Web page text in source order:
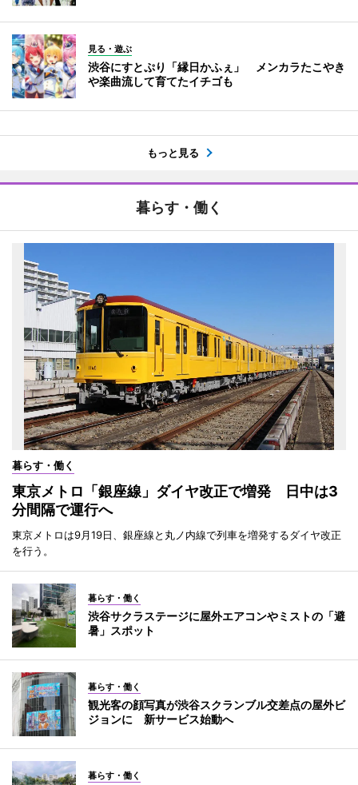
見る・遊ぶ
渋谷にすとぷり「縁日かふぇ」 メンカラたこやき
や楽曲流して育てたイチゴも
もっと見る
暮らす・働く
暮らす・働く
東京メトロ「銀座線」ダイヤ改正で増発 日中は3
分間隔で運行へ
東京メトロは9月19日、銀座線と丸ノ内線で列車を増発するダイヤ改正
を行う。
暮らす・働く
渋谷サクラステージに屋外エアコンやミストの「避
暑」スポット
暮らす・働く
観光客の顔写真が渋谷スクランブル交差点の屋外ビ
ジョンに 新サービス始動へ
暮らす・働く